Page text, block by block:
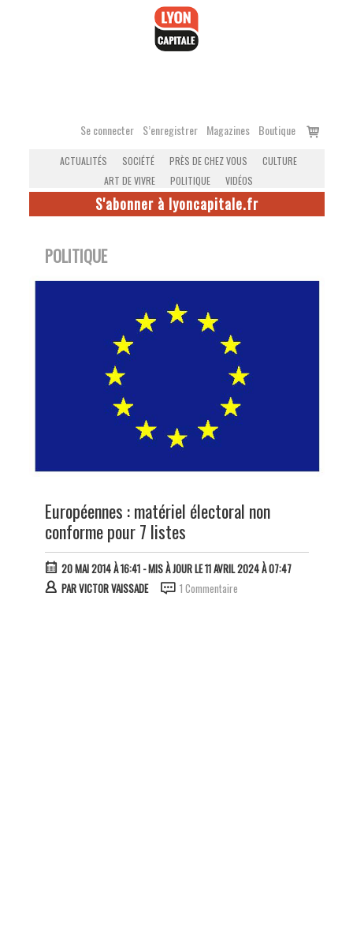
Se connecter S’enregistrer Magazines Boutique
Voir
ACTUALITÉS SOCIÉTÉ PRÈS DE CHEZ VOUS
CULTURE
ART DE VIVRE
POLITIQUE VIDÉOS
S'abonner à lyoncapitale.fr
POLITIQUE
Européennes : matériel électoral non
conforme pour 7 listes
20 MAI 2014 À 16:41- MIS À JOUR LE 11 AVRIL 2024 À 07:47
PARVICTOR VAISSADE 1 Commentaire